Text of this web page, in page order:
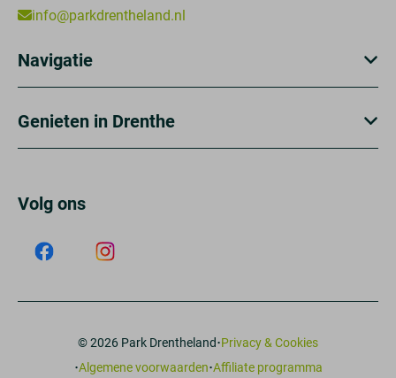
info@parkdrentheland.nl
Navigatie
Genieten in Drenthe
Volg ons
© 2026 Park Drentheland·Privacy & Cookies
·Algemene voorwaarden·Affiliate programma